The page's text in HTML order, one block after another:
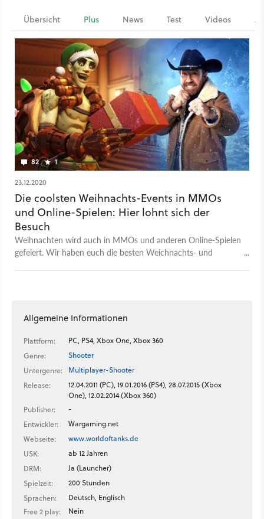
Übersicht Plus News Test Videos
82 1
23.12.2020
Die coolsten Weihnachts-Events in MMOs
und Online-Spielen: Hier lohnt sich der
Besuch
Weihnachten wird auch in MMOs und anderen Online-Spielen
gefeiert. Wir haben euch die besten Weichnachts- und
Allgemeine Informationen
Plattform:
PC, PS4, Xbox One, Xbox 360
Genre:
Shooter
Untergenre:
Multiplayer-Shooter
Release:
12.04.2011 (PC), 19.01.2016 (PS4), 28.07.2015 (Xbox
One), 12.02.2014 (Xbox 360)
Publisher:
-
Entwickler:
Wargaming.net
Webseite:
www.worldoftanks.de
USK:
ab 12 Jahren
DRM:
Ja (Launcher)
Spielzeit:
200 Stunden
Sprachen:
Deutsch, Englisch
Free 2 play:
Nein